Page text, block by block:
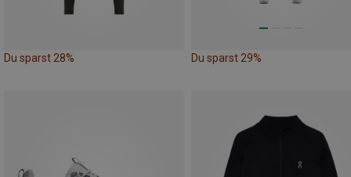
Du sparst 28% Du sparst 29%